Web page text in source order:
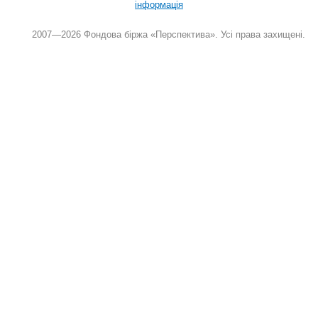
інформація
2007—2026 Фондова біржа «Перспектива». Усі права захищені.